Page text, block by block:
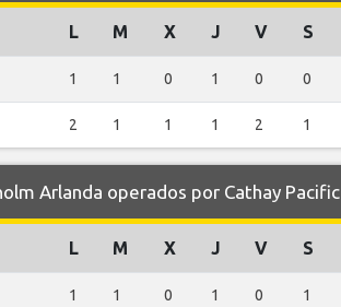
L M X J V S
1 1 0 1 0 0
2 1 1 1 2 1
Arlanda operados por Cathay Pacific
L M X J V S
1 1 0 1 0 1